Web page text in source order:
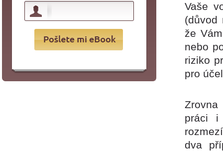
Vaše
(důvod
že
nebo
riziko
pro
práci i
dva